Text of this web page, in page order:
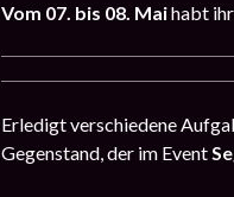
Vom 07. bis 08. Maihabt
Erledigt verschiedene
Gegenstand, der im Event